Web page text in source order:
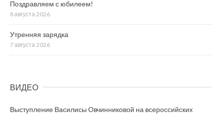
Поздравляем с юбилеем!
8 августа 2026
Утренняя зарядка
7 августа 2026
ВИДЕО
Выступление Василисы Овчинниковой на всероссийских